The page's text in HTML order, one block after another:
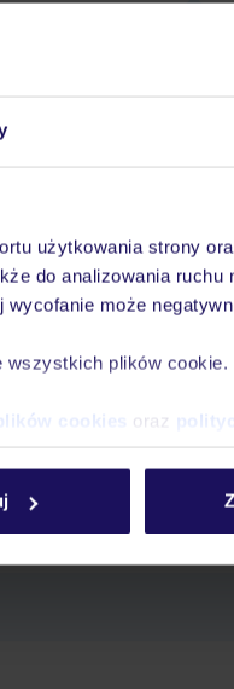
użytkowania strony
do analizowania ruchu
może
wszystkich plików
cookies oraz
Atrakcje Ważne
gwarantowana, zależna od
jest gwarantowana, zależna
w cenie ręczniki: w cenie
parking: niestrzeżony, za